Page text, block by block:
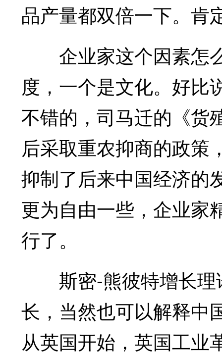
品产量都双倍一下。肯
企业家这个因素怎
度，一个是文化。好比
不错的，司马迁的《货
后采取重农抑商的政策
抑制了后来中国经济的
更为自由一些，企业家
行了。
斯密-熊彼特增长理
长，当然也可以解释中
从英国开始，英国工业